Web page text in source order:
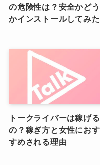
の危険性は？安全かどう
かインストールしてみた
トークライバーは稼げる
の？稼ぎ方と女性におす
すめされる理由